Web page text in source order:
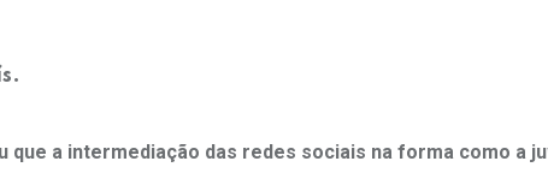
a intermediação das redes sociais na forma como a